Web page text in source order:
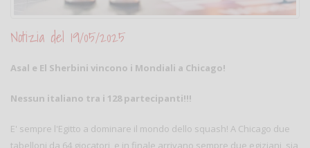
Notizia del 19/05/2025
Asal e El Sherbini vincono i Mondiali a Chicago!
Nessun italiano tra i 128 partecipanti!!!
E' sempre l'Egitto a dominare il mondo dello squash! A Chicago due
tabelloni da 64 giocatori, e in finale arrivano sempre due egiziani, sia